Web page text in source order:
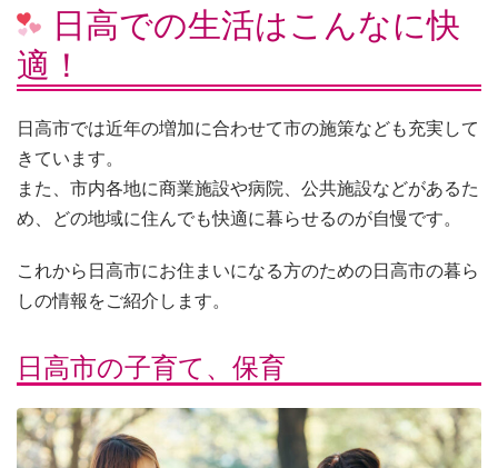
日高での生活はこんなに快
適！
日高市では近年の増加に合わせて市の施策なども充実して
きています。
また、市内各地に商業施設や病院、公共施設などがあるた
め、どの地域に住んでも快適に暮らせるのが自慢です。
これから日高市にお住まいになる方のための日高市の暮ら
しの情報をご紹介します。
日高市の子育て、保育